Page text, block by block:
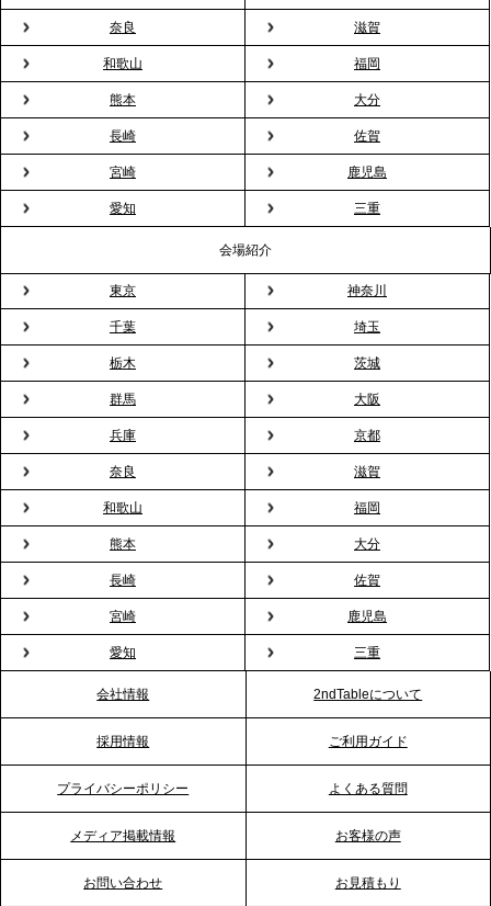
2026.3.20
NHK「ニュースウオッチ9」で、2ndTable「室内花
見」が紹介されました
2026.3.16
プレスリリースのご案内｜2026年、春の親睦は「花
粉レス」な室内花見。福利厚生としても注目され
る、快適で新しいお花見体験
2026.3.5
プレスリリースのご案内｜「室内お花見」の法人利
用が前年比4倍に急増。オフィスに桜が届く福利厚生
の新定番
2026.2.13
プレスリリースのご案内｜オフィスが「１日限定の
バー」に！福利厚生・社内交流を格上げする《出張
バーテンダー》サービスを開始
2026.1.26
プレスリリースのご案内｜もう「義理チョコ」で悩
まない。職場のバレンタインをケータリングで“福利
厚生”化。採用にも効く新スタイルを提案
2026.1.23
RKB毎日放送「RKB NEWS」で、2ndTable「恵方
巻きケータリング」が紹介されました
2026.1.20
る？「恵方巻きケータリング」で、社内コミュニケ
奈良 滋賀
和歌山 福岡
熊本 大分
長崎 佐賀
宮崎 鹿児島
愛知 三重
会場紹介
東京 神奈川
千葉 埼玉
栃木 茨城
群馬 大阪
兵庫 京都
奈良 滋賀
和歌山 福岡
熊本 大分
長崎 佐賀
宮崎 鹿児島
愛知 三重
会社情報 2ndTableについて
採用情報 ご利用ガイド
プライバシーポリシー よくある質問
メディア掲載情報 お客様の声
お問い合わせ お見積もり